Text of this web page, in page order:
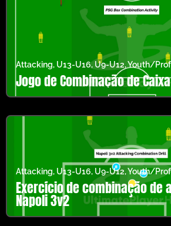
Attacking, U13-U16, U9-U12,Youth/
Jogo de Combinação de Caixa
Attacking, U13-U16, U9-U12,Youth/
Exercício de combinação de
Napoli 3v2